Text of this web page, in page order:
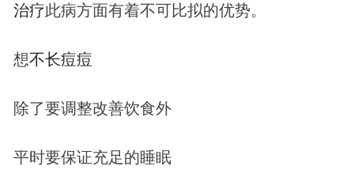
治疗此病方面有着不可比拟的优势。
想不长痘痘
除了要调整改善饮食外
平时要保证充足的睡眠